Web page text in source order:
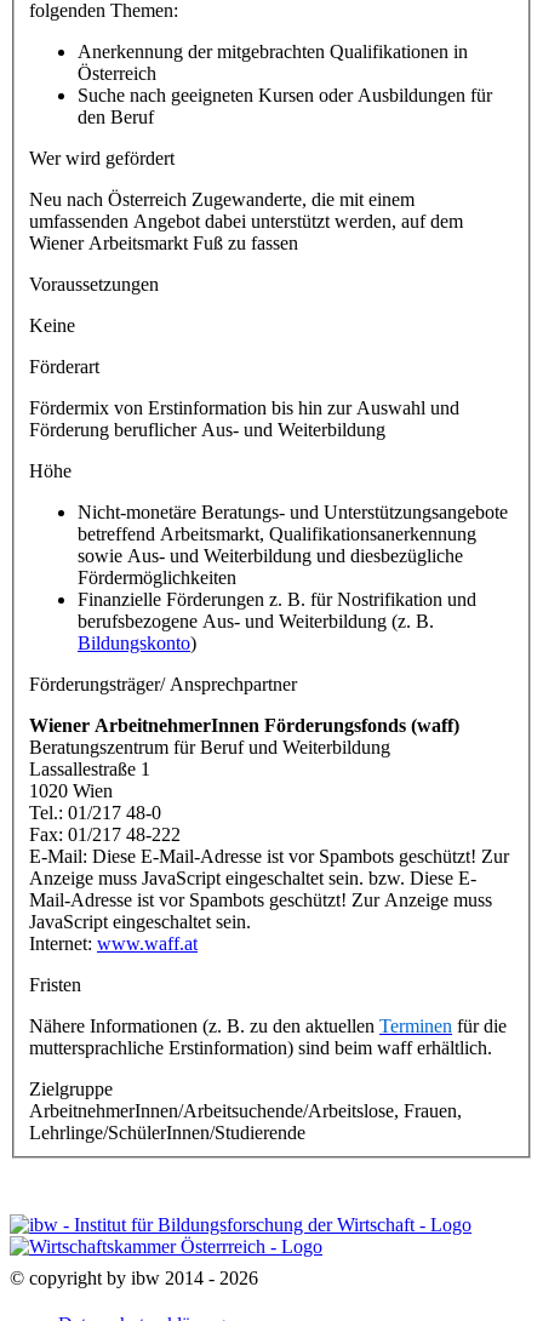
folgenden Themen:
Anerkennung der mitgebrachten Qualifikationen in
Österreich
Suche nach geeigneten Kursen oder Ausbildungen für
den Beruf
Wer wird gefördert
Neu nach Österreich Zugewanderte, die mit einem
umfassenden Angebot dabei unterstützt werden, auf dem
Wiener Arbeitsmarkt Fuß zu fassen
Voraussetzungen
Keine
Förderart
Fördermix von Erstinformation bis hin zur Auswahl und
Förderung beruflicher Aus- und Weiterbildung
Höhe
Nicht-monetäre Beratungs- und Unterstützungsangebote
betreffend Arbeitsmarkt, Qualifikationsanerkennung
sowie Aus- und Weiterbildung und diesbezügliche
Fördermöglichkeiten
Finanzielle Förderungen z. B. für Nostrifikation und
berufsbezogene Aus- und Weiterbildung (z. B.
Bildungskonto)
Förderungsträger/ Ansprechpartner
Wiener ArbeitnehmerInnen Förderungsfonds (waff)
Beratungszentrum für Beruf und Weiterbildung
Lassallestraße 1
1020 Wien
Tel.: 01/217 48-0
Fax: 01/217 48-222
E-Mail: Diese E-Mail-Adresse ist vor Spambots geschützt! Zur
Anzeige muss JavaScript eingeschaltet sein. bzw. Diese E-
Mail-Adresse ist vor Spambots geschützt! Zur Anzeige muss
JavaScript eingeschaltet sein.
Internet: www.waff.at
Fristen
Nähere Informationen (z. B. zu den aktuellen Terminen für die
muttersprachliche Erstinformation) sind beim waff erhältlich.
Zielgruppe
ArbeitnehmerInnen/Arbeitsuchende/Arbeitslose, Frauen,
Lehrlinge/SchülerInnen/Studierende
© copyright by ibw 2014 - 2026